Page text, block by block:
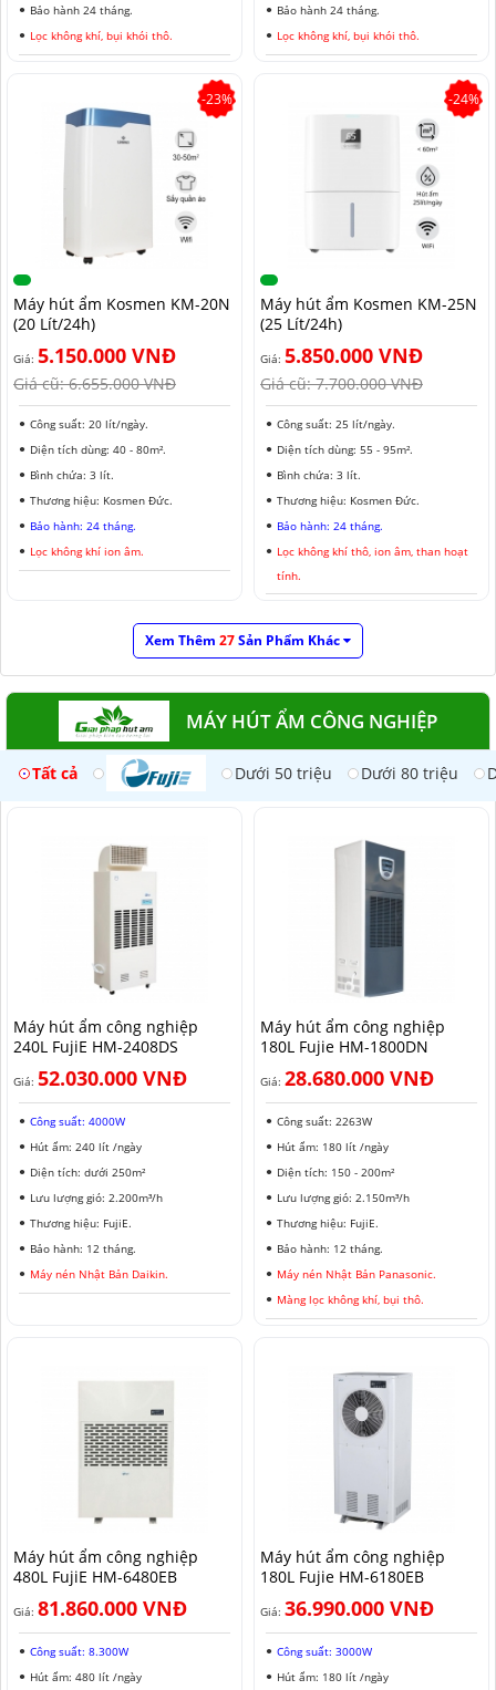
Bảo hành 24 tháng.
Lọc không khí, bụi khói thô.
Bảo hành 24 tháng.
Lọc không khí, bụi khói thô.
-23%
Máy hút ẩm Kosmen KM-20N
(20 Lít/24h)
Giá: 5.150.000 VNĐ
Giá cũ:6.655.000 VNĐ
Công suất: 20 lít/ngày.
Diện tích dùng: 40 - 80m².
Bình chứa: 3 lít.
Thương hiệu: Kosmen Đức.
Bảo hành: 24 tháng.
Lọc không khí ion âm.
-24%
Máy hút ẩm Kosmen KM-25N
(25 Lít/24h)
Giá: 5.850.000 VNĐ
Giá cũ:7.700.000 VNĐ
Công suất: 25 lít/ngày.
Diện tích dùng: 55 - 95m².
Bình chứa: 3 lít.
Thương hiệu: Kosmen Đức.
Bảo hành: 24 tháng.
Lọc không khí thô, ion âm, than hoạt
tính.
Xem Thêm 27Sản Phẩm Khác
MÁY HÚT ẨM CÔNG NGHIỆP
Tất cả Dưới 50 triệu Dưới 80 triệu
Máy hút ẩm công nghiệp
240L FujiE HM-2408DS​
Giá: 52.030.000 VNĐ
Công suất: 4000W
Hút ẩm: 240 lít /ngày
Diện tích: dưới 250m²
Lưu lượng gió: 2.200m³/h
Thương hiệu: FujiE.
Bảo hành: 12 tháng.
Máy nén Nhật Bản Daikin.
Máy hút ẩm công nghiệp
180L Fujie HM-1800DN
Giá: 28.680.000 VNĐ
Công suất: 2263W
Hút ẩm: 180 lít /ngày
Diện tích: 150 - 200m²
Lưu lượng gió: 2.150m³/h
Thương hiệu: FujiE.
Bảo hành: 12 tháng.
Máy nén Nhật Bản Panasonic.
Màng lọc không khí, bụi thô.
Máy hút ẩm công nghiệp
480L FujiE HM-6480EB
Giá: 81.860.000 VNĐ
Công suất: 8.300W
Hút ẩm: 480 lít /ngày
Máy hút ẩm công nghiệp
180L Fujie HM-6180EB
Giá: 36.990.000 VNĐ
Công suất: 3000W
Hút ẩm: 180 lít /ngày